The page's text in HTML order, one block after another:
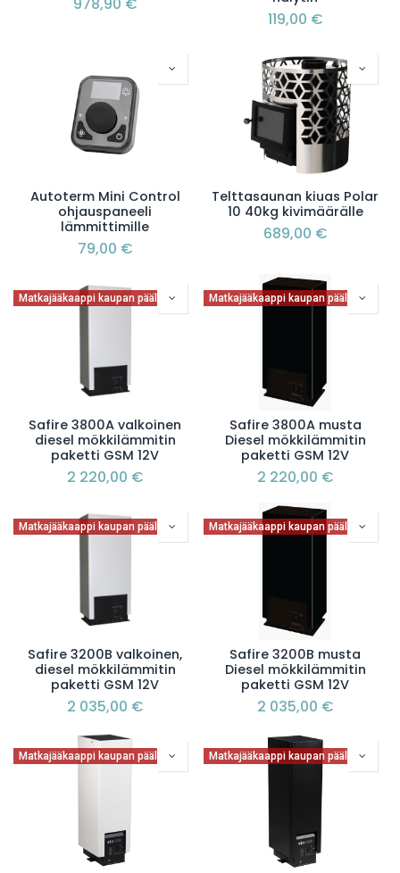
119,00 €
Autoterm Mini Control
ohjauspaneeli
lämmittimille
79,00 €
Telttasaunan kiuas Polar
10 40kg kivimäärälle
689,00 €
Matkajääkaappi kaupan päälle
Safire 3800A valkoinen
diesel mökkilämmitin
paketti GSM 12V
2 220,00 €
Matkajääkaappi kaupan päälle
Safire 3800A musta
Diesel mökkilämmitin
paketti GSM 12V
2 220,00 €
Matkajääkaappi kaupan päälle
Safire 3200B valkoinen,
diesel mökkilämmitin
paketti GSM 12V
2 035,00 €
Matkajääkaappi kaupan päälle
Safire 3200B musta
Diesel mökkilämmitin
paketti GSM 12V
2 035,00 €
Matkajääkaappi kaupan päälle Matkajääkaappi kaupan päälle